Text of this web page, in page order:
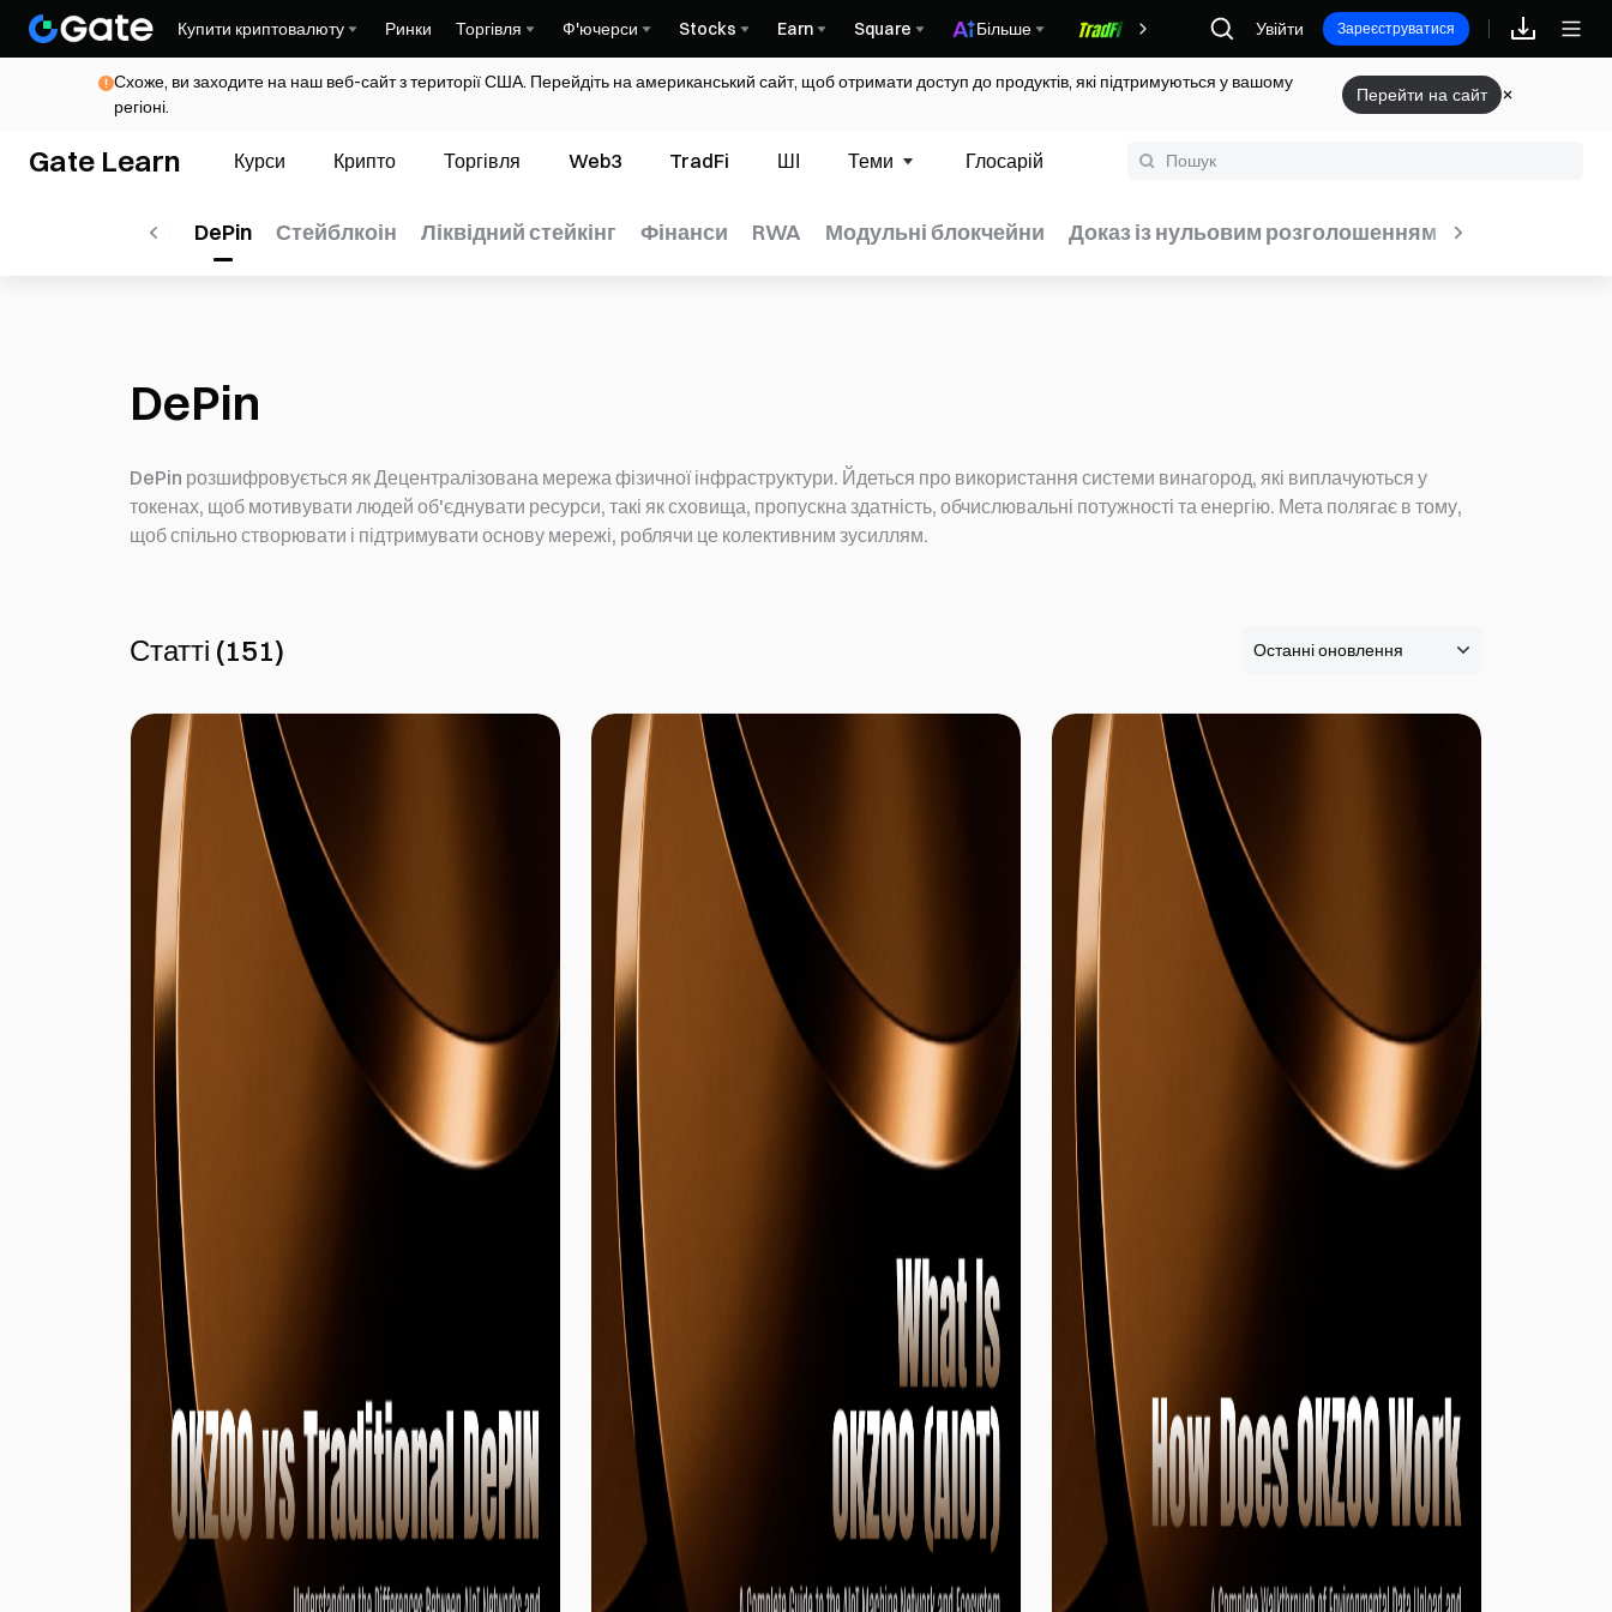
Купити криптовалюту Ринки Торгівля Ф'ючерси Stocks Earn Square Більше Винагороди
Увійти Зареєструватися
Схоже, ви заходите на наш веб-сайт з території США. Перейдіть на американський сайт, щоб отримати доступ до продуктів, які підтримуються у вашому
регіоні.
Перейти на сайт
Gate Learn Курси Крипто Торгівля Web3 TradFi ШІ Теми Глосарій
SocialFi DePin Стейблкоін Ліквідний стейкінг Фінанси RWA Модульні блокчейни Доказ із нульовим розголошенням Рестейкінг
DePin
DePin розшифровується як Децентралізована мережа фізичної інфраструктури. Йдеться про використання системи винагород, які виплачуються у
токенах, щоб мотивувати людей об'єднувати ресурси, такі як сховища, пропускна здатність, обчислювальні потужності та енергію. Мета полягає в тому,
щоб спільно створювати і підтримувати основу мережі, роблячи це колективним зусиллям.
Статті (151)